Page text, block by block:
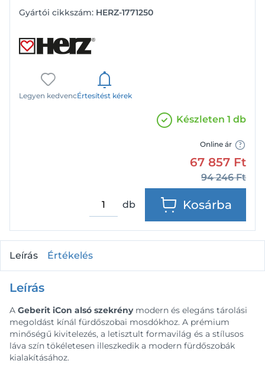
Gyártói cikkszám: HERZ-1771250
Legyen kedvencÉrtesítést kérek
Készleten 1 db
Online ár
67 857 Ft
94 246 Ft
db Kosárba
Leírás Értékelés
Leírás
A Geberit iCon alsó szekrénymodern és elegáns tárolási
megoldást kínál fürdőszobai mosdókhoz. A prémium
minőségű kivitelezés, a letisztult formavilág és a stílusos
láva szín tökéletesen illeszkedik a modern fürdőszobák
kialakításához.